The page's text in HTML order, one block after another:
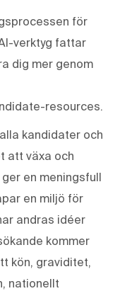
för
verktyg fattar
dig mer genom
resources.
kandidater och
att växa och
en meningsfull
en miljö för
andras idéer
kommer
kön, graviditet,
nationellt